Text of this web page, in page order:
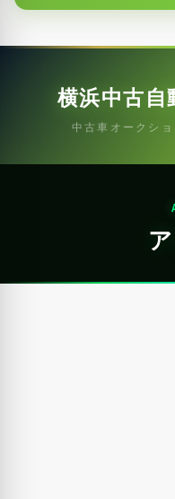
横浜中古自
中古車オークシ